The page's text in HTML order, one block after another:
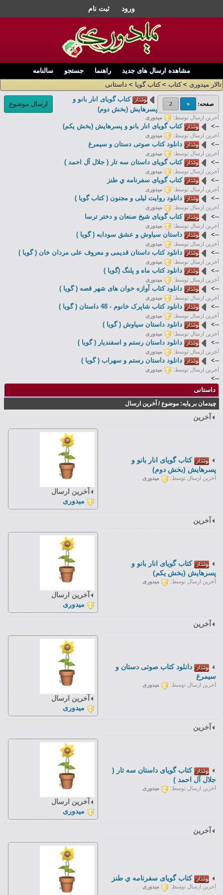
ورود ثبت نام
مشاهده ارسال های جدید راهنما جستجو
سالنامه
تالار میدوری >کتاب >کتاب گویا > داستانی
صفحه: «
2 ارسال موضوع
کتاب گویای انار بانو و
پسرهایش (بخش دوم)
آخرین ارسال توسط: میدوری
--> کتاب گویای انار بانو و پسرهایش (بخش یکم)
آخرین ارسال توسط: میدوری
--> دانلود کتاب صوتی دستان و سیمرغ
آخرین ارسال توسط: میدوری
--> کتاب گويای داستان سه تار ( جلال آل احمد )
آخرین ارسال توسط: میدوری
--> کتاب گویای سفرنامه ي طنز
آخرین ارسال توسط: میدوری
--> دانلود روایت لیلی و مجنون ( کتاب گویا )
آخرین ارسال توسط: میدوری
--> کتاب گويای شيخ صنعان و دختر ترسا
آخرین ارسال توسط: میدوری
--> داستان سياوش و عشق سودابه ( گويا )
آخرین ارسال توسط: میدوری
--> دانلود کتاب داستان قدیمی و معروف علی مردان خان ( گویا )
آخرین ارسال توسط: میدوری
--> دانلود کتاب ماه و پلنگ (گویا )
آخرین ارسال توسط: میدوری
--> دانلود کتاب آوازه خوان های شهر قصه ( گویا )
آخرین ارسال توسط: میدوری
--> دانلود کتاب شاپرک خانوم - 48 داستان ( گویا )
آخرین ارسال توسط: میدوری
--> دانلود داستان سیاوش ( گویا )
آخرین ارسال توسط: میدوری
--> دانلود داستان رستم و اسفندیار ( گویا )
آخرین ارسال توسط: میدوری
--> دانلود داستان رستم و سهراب ( گویا )
آخرین ارسال توسط: میدوری
-->
داستانی
چیدمان بر پایه: موضوع / آخرین ارسال
آخرین
کتاب گویای انار بانو و
پسرهایش (بخش دوم)
آخرین ارسال توسط: میدوری
آخرین ارسال
میدوری
آخرین
کتاب گویای انار بانو و
پسرهایش (بخش یکم)
آخرین ارسال توسط: میدوری
آخرین ارسال
میدوری
آخرین
دانلود کتاب صوتی دستان و
سیمرغ
آخرین ارسال توسط: میدوری
آخرین ارسال
میدوری
آخرین
کتاب گويای داستان سه تار (
جلال آل احمد )
آخرین ارسال توسط: میدوری
آخرین ارسال
میدوری
آخرین
کتاب گویای سفرنامه ي طنز
آخرین ارسال توسط: میدوری